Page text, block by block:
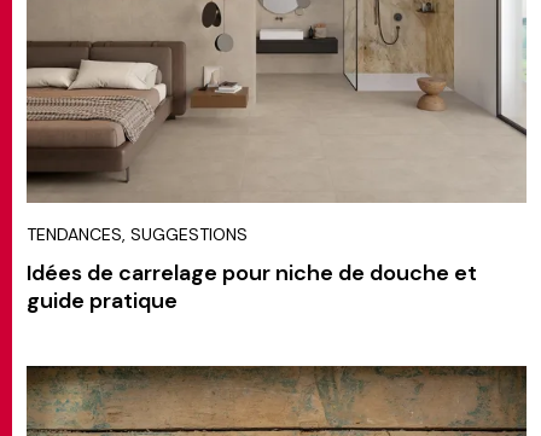
TENDANCES, SUGGESTIONS
Idées de carrelage pour niche de douche et
guide pratique